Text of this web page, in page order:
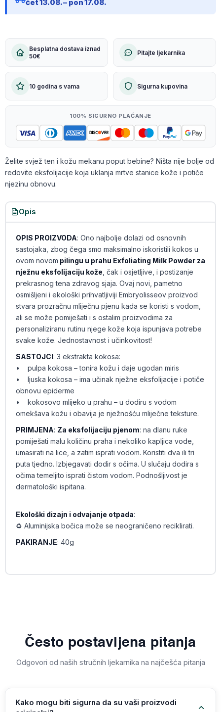
čet 13.08. – pon 17.08.
Besplatna dostava iznad
50€
Pitajte ljekarnika
10 godina s vama Sigurna kupovina
100% SIGURNO PLAĆANJE
Želite svjež ten i kožu mekanu poput bebine? Ništa nije bolje od
redovite eksfolijacije koja uklanja mrtve stanice kože i potiče
njezinu obnovu.
Opis
OPIS PROIZVODA: Ono najbolje dolazi od osnovnih
sastojaka, zbog čega smo maksimalno iskoristili kokos u
ovom novom pilingu u prahu Exfoliating Milk Powder za
nježnu eksfolijaciju kože , čak i osjetljive, i postizanje
prekrasnog tena zdravog sjaja. Ovaj novi, pametno
osmišljeni i ekološki prihvatljiviji Embryolisseov proizvod
stvara prozračnu mliječnu pjenu kada se koristi s vodom,
ali se može pomiješati i s ostalim proizvodima za
personaliziranu rutinu njege kože koja ispunjava potrebe
svake kože. Jednostavnost i učinkovitost!
SASTOJCI: 3 ekstrakta kokosa:
• pulpa kokosa – tonira kožu i daje ugodan miris
• ljuska kokosa – ima učinak nježne eksfolijacije i potiče
obnovu epiderme
• kokosovo mlijeko u prahu – u dodiru s vodom
omekšava kožu i obavija je nježnošću mliječne teksture.
PRIMJENA: Za eksfolijaciju pjenom: na dlanu ruke
pomiješati malu količinu praha i nekoliko kapljica vode,
umasirati na lice, a zatim isprati vodom. Koristiti dva ili tri
puta tjedno. Izbjegavati dodir s očima. U slučaju dodira s
očima temeljito isprati čistom vodom. Podnošljivost je
dermatološki ispitana.
Ekološki dizajn i odvajanje otpada:
♻️ Aluminijska bočica može se neograničeno reciklirati.
PAKIRANJE: 40g
Često postavljena pitanja
Odgovori od naših stručnih ljekarnika na najčešća pitanja
Kako mogu biti sigurna da su vaši proizvodi